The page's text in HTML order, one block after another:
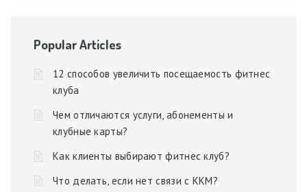
Popular Articles
12 способов увеличить посещаемость фитнес
клуба
Чем отличаются услуги, абонементы и
клубные карты?
Как клиенты выбирают фитнес клуб?
Что делать, если нет связи с ККМ?